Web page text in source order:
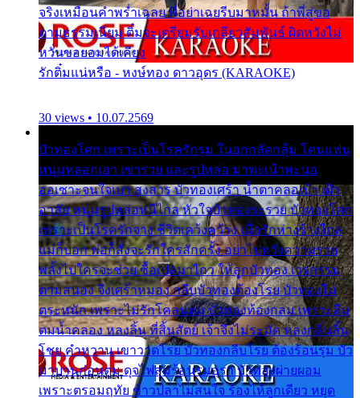
จริงเหมือนคำพร่ำเฉลย พี่อย่าเฉยรีบมาหมั้น ถ้าพี่สู่ขอ
ตามธรรมเนียม ติ๋มจะเตรียมรับเกลียวสัมพันธ์ ผิดหวังไม่
หวั่นขอยอมได้เคียง
รักติ๋มแน่หรือ - หงษ์ทอง ดาวอุดร (KARAOKE)
30 views • 10.07.2569
บัวทองโศก เพราะเป็นโรครักรุม ในอกกลัดกลุ้ม โดนแฟน
หนุ่มหลอกเอา เขารวย และรูปหล่อ มาพะเน้าพะนอ
ออเซาะจนใจเบา สงสาร บัวทองเศร้า น้ำตาคลอเบ้า เฝ้า
อาลัย หนุ่มรูปหล่อหนีไกล หัวใจบัวทองระรวย บัวทองโศก
เพราะเป็นโรครักจาง ชีวิตเคว้งคว้าง เมื่อรักห่างร้างไกล
แม่ก็บอก พ่อก็สั่งจะรักใครสักครั้ง อย่าไปหวังความรวย
พลั้งไปใครจะช่วย ซื้อเปลมาไกว ให้ลูกบัวทอง เวรกรรม
ตามสนอง จึงเศร้าหมอง กลีบบัวทองต้องโรย บัวทองไม่
ตระหนัก เพราะไม่รักโคลนตม บัวทองท้องกลม เพราะลืม
ตมน้ำคลอง หลงลิ้น ที่สิ้นสัตย์ เจ้าจึงไม่ระมัด หลงกลิ่นลิ้น
โชย คำหวาน เขาวาดโรย บัวทองกลีบโรย ต้องร้อนรุม บัว
มาบานก่อนตูม ดุจไฟสุมร้อนรุมอุรา บัวทองผ่ายผอม
เพราะตรอมฤทัย ข้าวปลาไม่สนใจ ร้องไห้ลูกเดียว หยุด